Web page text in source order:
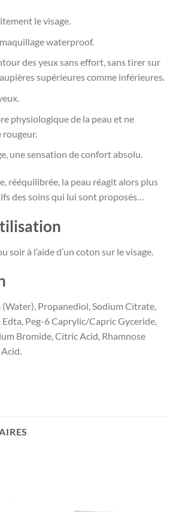
le visage.
waterproof.
des yeux sans effort, sans tirer sur
supérieures comme inférieures.
physiologique de la peau et ne
une sensation de confort absolu.
rééquilibrée, la peau réagit alors plus
des soins qui lui sont proposés…
à l’aide d’un coton sur le visage.
Propanediol, Sodium Citrate,
Peg-6 Caprylic/Capric Gyceride,
Bromide, Citric Acid, Rhamnose